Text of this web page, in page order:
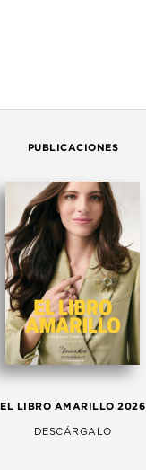
PUBLICACIONES
EL LIBRO AMARILLO 2026
DESCÁRGALO